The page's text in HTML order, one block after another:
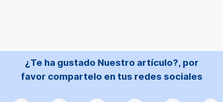
¿Te ha gustado Nuestro artículo?, por
favor compartelo en tus redes sociales